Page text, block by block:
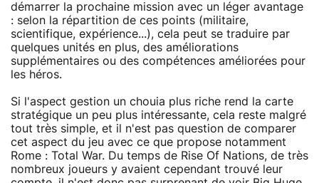
démarrer la prochaine mission avec un léger avantage
: selon la répartition de ces points (militaire,
scientifique, expérience...), cela peut se traduire par
quelques unités en plus, des améliorations
supplémentaires ou des compétences améliorées pour
les héros.
Si l'aspect gestion un chouia plus riche rend la carte
stratégique un peu plus intéressante, cela reste malgré
tout très simple, et il n'est pas question de comparer
cet aspect du jeu avec ce que propose notamment
Rome : Total War. Du temps de Rise Of Nations, de très
nombreux joueurs y avaient cependant trouvé leur